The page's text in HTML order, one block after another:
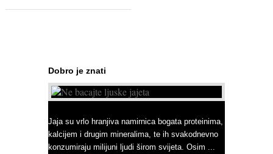
Dobro je znati
Jaja su vrlo hranjiva namirnica bogata proteinima,
kalcijem i drugim mineralima, te ih svakodnevno
konzumiraju milijuni ljudi širom svijeta. Osim ...